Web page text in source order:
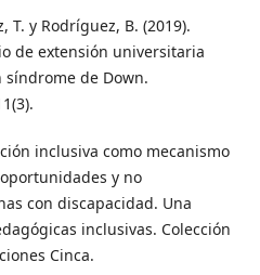
T. y Rodríguez, B. (2019).
de extensión universitaria
de Down.
inclusiva como mecanismo
y no
con discapacidad. Una
inclusivas. Colección
Cinca.